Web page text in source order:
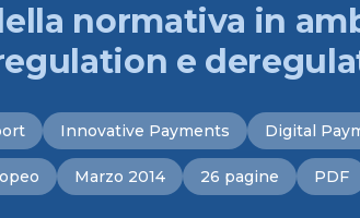
normativa in
e
Innovative Payments Digital
Marzo 2014 26 pagine PDF